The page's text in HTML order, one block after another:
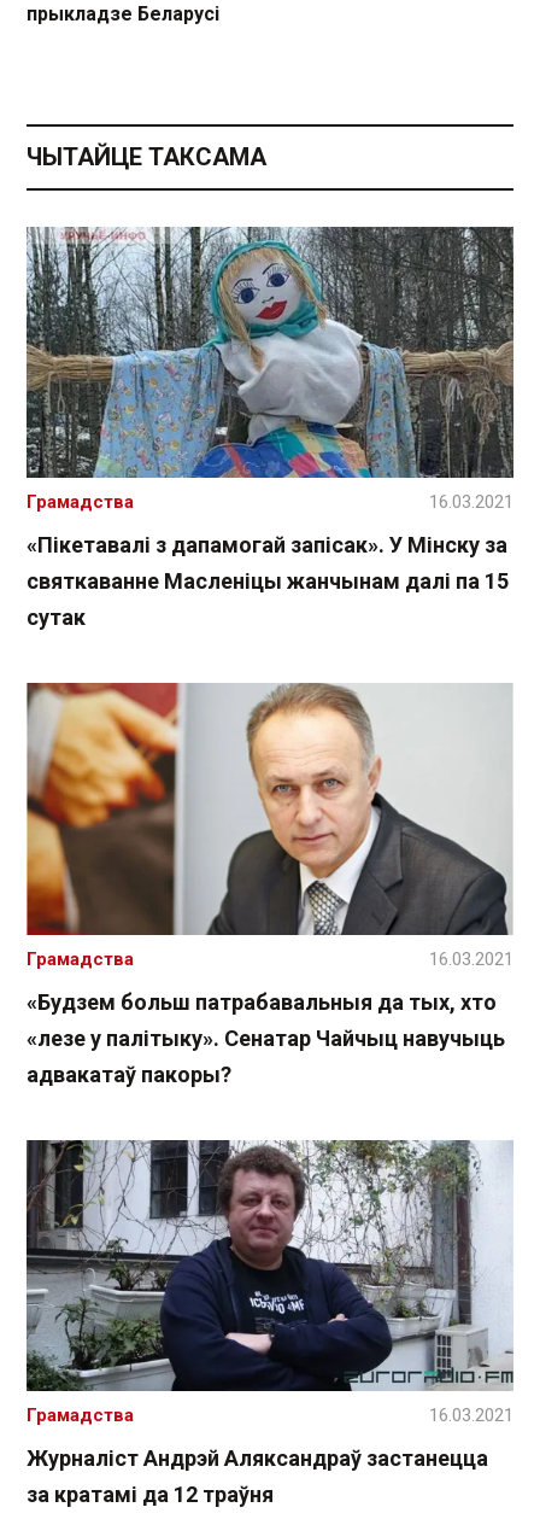
прыкладзе Беларусі
ЧЫТАЙЦЕ ТАКСАМА
«Пікетавалі з дапамогай запісак». У Мінску за
святкаванне Масленіцы жанчынам далі па 15
сутак
Грамадства 16.03.2021
«Будзем больш патрабавальныя да тых, хто
«лезе у палітыку». Сенатар Чайчыц навучыць
адвакатаў пакоры?
Грамадства 16.03.2021
Журналіст Андрэй Аляксандраў застанецца
за кратамі да 12 траўня
Грамадства 16.03.2021